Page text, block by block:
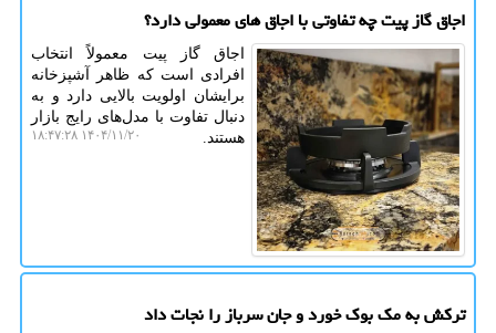
اجاق گاز پیت چه تفاوتی با اجاق های معمولی دارد؟
اجاق گاز پیت معمولاً انتخاب
افرادی است که ظاهر آشپزخانه
برایشان اولویت بالایی دارد و به
دنبال تفاوت با مدل‌های رایج بازار
هستند.
۱۴۰۴/۱۱/۲۰ ۱۸:۴۷:۲۸
ترکش به مک بوک خورد و جان سرباز را نجات داد